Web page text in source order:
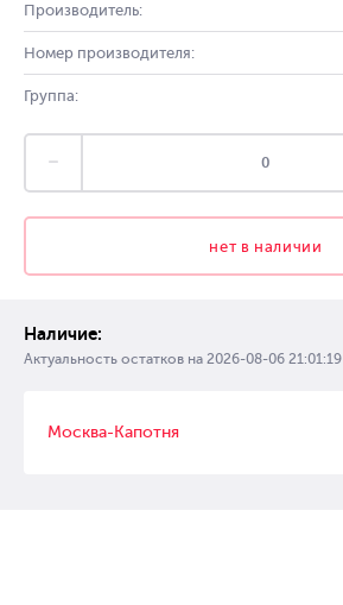
Производитель:
Номер производителя:
Группа:
нет в наличии
Наличие:
Актуальность остатков на 2026-08-06 21:01:19
Москва-Капотня